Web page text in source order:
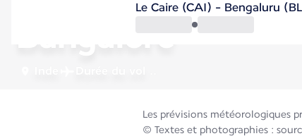
Bangalore
Le Caire (CAI) - Bengaluru
Les prévisions météorologiques
© Textes et photographies :